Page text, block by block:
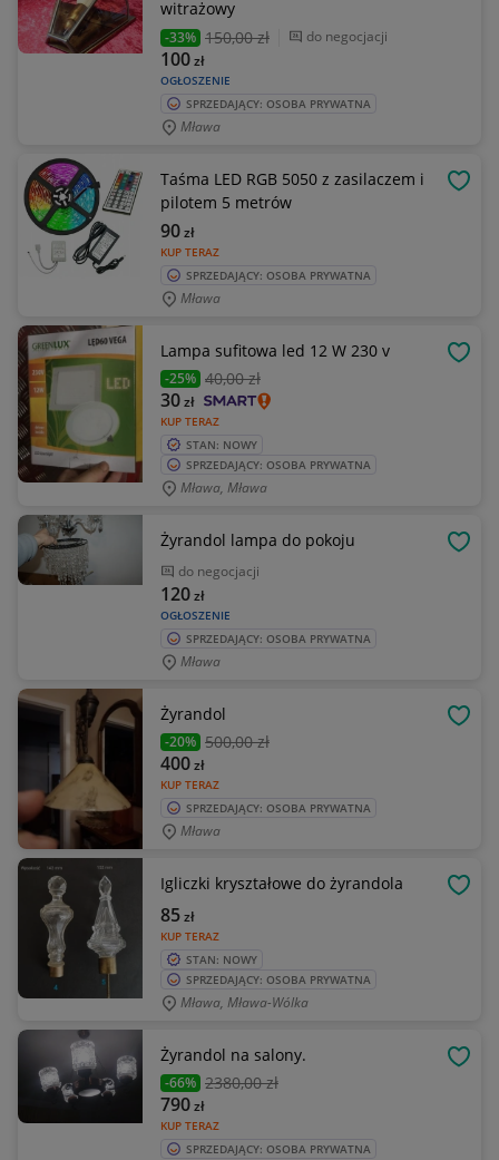
witrażowy
-33% 150,00 zł do negocjacji
OGŁOSZENIE
100zł
SPRZEDAJĄCY: OSOBA PRYWATNA
Mława
Taśma LED RGB 5050 z zasilaczem i
pilotem 5 metrów
KUP TERAZ
90zł
SPRZEDAJĄCY: OSOBA PRYWATNA
Mława
Lampa sufitowa led 12 W 230 v
-25% 40,00 zł
KUP TERAZ
30zł
STAN: NOWY
SPRZEDAJĄCY: OSOBA PRYWATNA
Mława, Mława
Żyrandol lampa do pokoju
do negocjacji
OGŁOSZENIE
120zł
SPRZEDAJĄCY: OSOBA PRYWATNA
Mława
Żyrandol
-20% 500,00 zł
KUP TERAZ
400zł
SPRZEDAJĄCY: OSOBA PRYWATNA
Mława
Igliczki kryształowe do żyrandola
KUP TERAZ
85zł
STAN: NOWY
SPRZEDAJĄCY: OSOBA PRYWATNA
Mława, Mława-Wólka
Żyrandol na salony.
-66% 2380,00 zł
KUP TERAZ
790zł
SPRZEDAJĄCY: OSOBA PRYWATNA